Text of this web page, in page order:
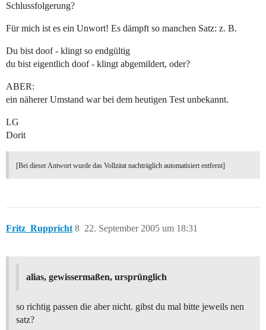
Schlussfolgerung?
Für mich ist es ein Unwort! Es dämpft so manchen Satz: z. B.
Du bist doof - klingt so endgültig
du bist eigentlich doof - klingt abgemildert, oder?
ABER:
ein näherer Umstand war bei dem heutigen Test unbekannt.
LG
Dorit
[Bei dieser Antwort wurde das Vollzitat nachträglich automatisiert entfernt]
Fritz_Ruppricht 22. September 2005 um 18:31
8
alias, gewissermaßen, ursprünglich
so richtig passen die aber nicht. gibst du mal bitte jeweils nen
satz?